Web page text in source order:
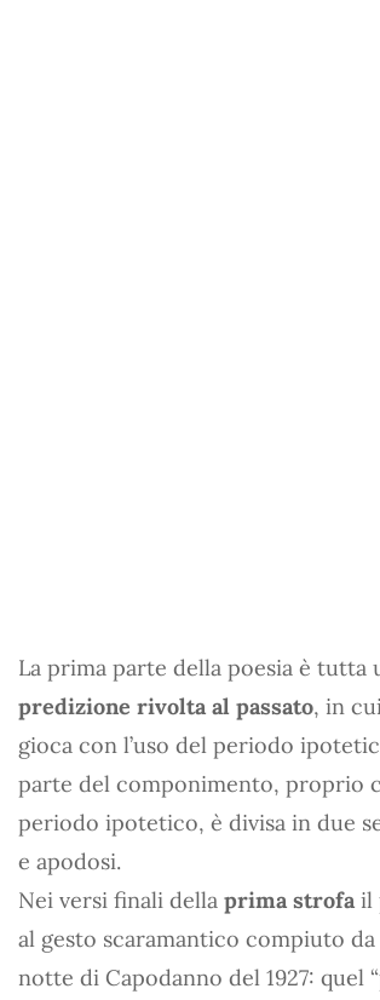
La prima parte della poesia è tutta
predizione rivolta al passato, in
gioca con l’uso del periodo
parte del componimento, proprio
periodo ipotetico, è divisa in due
e apodosi.
Nei versi finali della prima strofa il
al gesto scaramantico compiuto
notte di Capodanno del 1927: quel